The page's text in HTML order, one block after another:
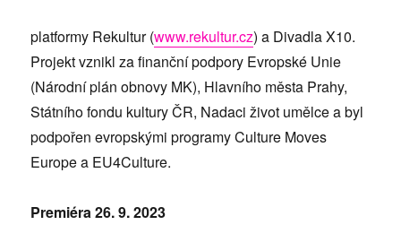
platformy Rekultur (www.rekultur.cz) a Divadla X10.
Projekt vznikl za finanční podpory Evropské Unie
(Národní plán obnovy MK), Hlavního města Prahy,
Státního fondu kultury ČR, Nadaci život umělce a byl
podpořen evropskými programy Culture Moves
Europe a EU4Culture.
Premiéra 26. 9. 2023